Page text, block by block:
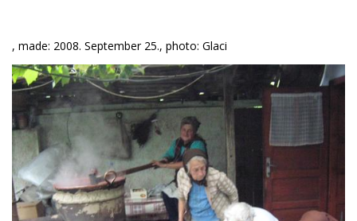
, made: 2008. September 25., photo: Glaci